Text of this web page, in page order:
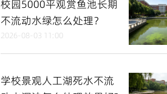
校园5000平观赏鱼池长期
不流动水绿怎么处理？
2026-08-03 11:00
学校景观人工湖死水不流